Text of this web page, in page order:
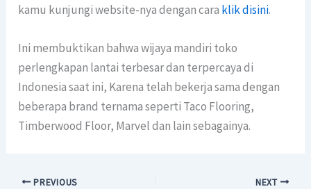
kamu kunjungi website-nya dengan cara klik disini.
Ini membuktikan bahwa wijaya mandiri toko
perlengkapan lantai terbesar dan terpercaya di
Indonesia saat ini, Karena telah bekerja sama dengan
beberapa brand ternama seperti Taco Flooring,
Timberwood Floor, Marvel dan lain sebagainya.
PREVIOUS NEXT